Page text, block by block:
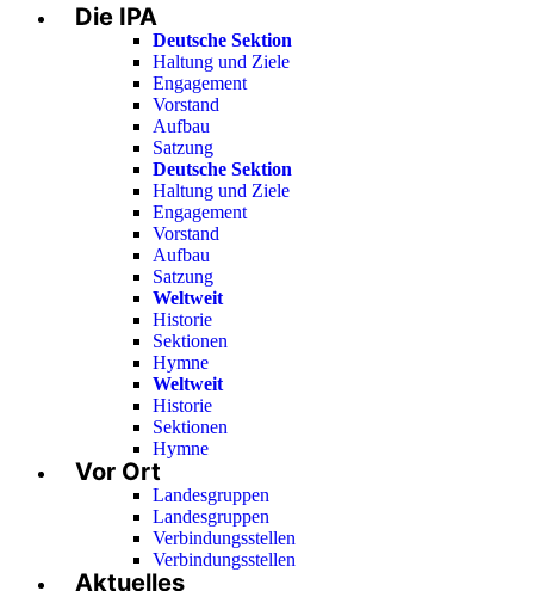
Menu
Die IPA
Deutsche Sektion
Haltung und Ziele
Engagement
Vorstand
Aufbau
Satzung
Deutsche Sektion
Haltung und Ziele
Engagement
Vorstand
Aufbau
Satzung
Weltweit
Historie
Sektionen
Hymne
Weltweit
Historie
Sektionen
Hymne
Vor Ort
Landesgruppen
Landesgruppen
Verbindungsstellen
Verbindungsstellen
Aktuelles